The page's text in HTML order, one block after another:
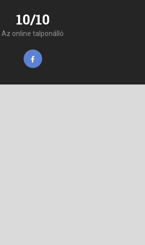
10/10
Az online talponálló